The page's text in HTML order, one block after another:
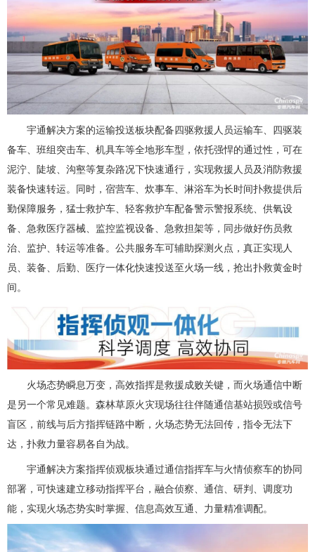
宇通解决方案的运输投送板块配备四驱救援人员运输车、四驱装
备车、班组突击车、机具车等全地形车型，依托强悍的通过性，可在
泥泞、陡坡、沟壑等复杂路况下快速通行，实现救援人员及消防救援
装备快速转运。同时，宿营车、炊事车、淋浴车为长时间扑救提供后
勤保障服务，猛士救护车、轻客救护车配备警示警报系统、供氧设
备、急救医疗器械、监控监视设备、急救担架等，同步做好伤员救
治、监护、转运等准备。公共服务车可辅助探测火点，真正实现人
员、装备、后勤、医疗一体化快速投送至火场一线，抢出扑救黄金时
间。
火场态势瞬息万变，高效指挥是救援成败关键，而火场通信中断
是另一个常见难题。森林草原火灾现场往往伴随通信基站损毁或信号
盲区，前线与后方指挥链路中断，火场态势无法回传，指令无法下
达，扑救力量容易各自为战。
宇通解决方案指挥侦观板块通过通信指挥车与火情侦察车的协同
部署，可快速建立移动指挥平台，融合侦察、通信、研判、调度功
能，实现火场态势实时掌握、信息高效互通、力量精准调配。